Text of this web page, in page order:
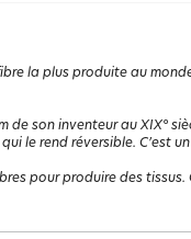
la plus produite au
de son inventeur au XIX°
le rend réversible. C’est
pour produire des